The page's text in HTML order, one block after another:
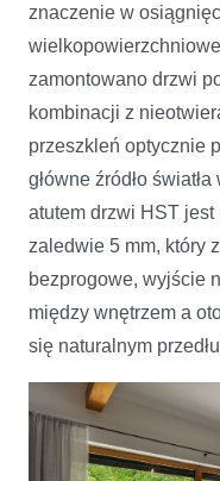
znaczenie w
zamontowano drzwi
kombinacji z
przeszkleń optycznie
główne źródło
atutem drzwi HST
zaledwie 5 mm, który
bezprogowe, wyjście
między wnętrzem a
się naturalnym